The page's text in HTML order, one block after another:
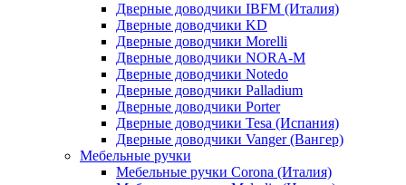
Дверные доводчики IBFM (Италия)
Дверные доводчики KD
Дверные доводчики Morelli
Дверные доводчики NORA-M
Дверные доводчики Notedo
Дверные доводчики Palladium
Дверные доводчики Porter
Дверные доводчики Tesa (Испания)
Дверные доводчики Vanger (Вангер)
Мебельные ручки
Мебельные ручки Corona (Италия)